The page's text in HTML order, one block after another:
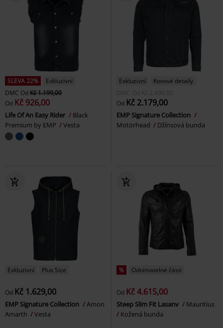
SLEVA 22%
Exkluzivní
DMC Od Kč 1.199,00
Od Kč 926,00
Life Of An Easy Rider
Black
Premium by EMP
Vesta
Exkluzivní
Kovové detaily
DMC Od Kč 2.490,00
Od Kč 2.179,00
EMP Signature Collection
Motörhead
Džínsová bunda
Exkluzivní Plus Size
Od Kč 1.629,00
EMP Signature Collection
Amon
Amarth
Vesta
% Odnímatelné části
Od Kč 4.615,00
Steep Slim Fit Lasanv
Mauritius
Kožená bunda